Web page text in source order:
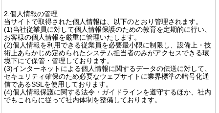
2.個人情報の管理
当サイトで取得された個人情報は、以下のとおり管理されます。
(1)当社従業員に対して個人情報保護のための教育を定期的に行い、
お客様の個人情報を厳重に管理いたします。
(2)個人情報を利用できる従業員を必要最小限に制限し、設備上・技
術上あらかじめ定められたシステム担当者のみがアクセスできる環
境下にて保管・管理しております。
(3)インターネットによる個人情報に関するデータの伝送に対して、
セキュリティ確保のため必要なウェブサイトに業界標準の暗号化通
信であるSSLを使用しております。
(4)個人情報保護に関する法令・ガイドラインを遵守するほか、社内
でもこれらに従って社内体制を整備しております。